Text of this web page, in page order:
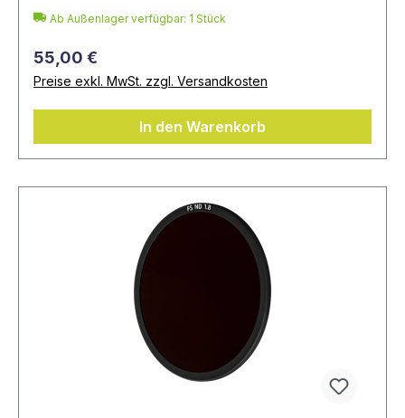
Ab Außenlager verfügbar: 1 Stück
55,00 €
Preise exkl. MwSt. zzgl. Versandkosten
In den Warenkorb